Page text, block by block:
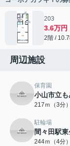
203
3.6万円
2階 /
周辺施設
保育園
小山市立
217ｍ（3分）
駐輪場
間々田駅
244ｍ（4分）